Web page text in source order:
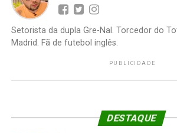
Setorista da dupla Gre-Nal. Torcedor do
Madrid. Fã de futebol inglês.
PUBLICIDADE
DESTAQUE